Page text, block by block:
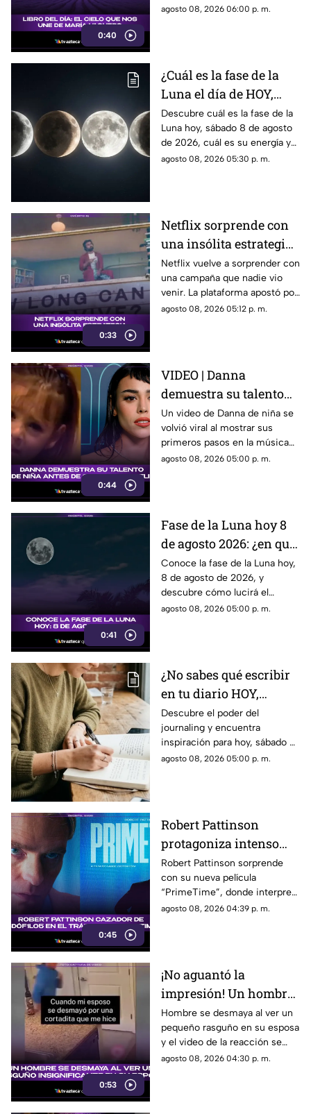
0:40
nos une, de María Vaquero.
agosto 08, 2026 06:00 p. m.
¿Cuál es la fase de la
Luna el día de HOY,
sábado 8 de agosto de
2026? Así se verá el
astro durante la noche
Descubre cuál es la fase de la
Luna hoy, sábado 8 de agosto
de 2026, cuál es su energía y
cómo nos podría afectar.
agosto 08, 2026 05:30 p. m.
0:33
Netflix sorprende con
una insólita estrategia
para promocionar su
nuevo thriller
Netflix vuelve a sorprender con
una campaña que nadie vio
venir. La plataforma apostó por
una estrategia tan inusual
Descubre todos los detalles.
agosto 08, 2026 05:12 p. m.
0:44
VIDEO | Danna
demuestra su talento
desde niña antes de su
colaboración con
Belinda.
Un video de Danna de niña se
volvió viral al mostrar sus
primeros pasos en la música
antes de su colaboración con
agosto 08, 2026 05:00 p. m.
0:41
Fase de la Luna hoy 8
de agosto 2026: ¿en qué
etapa lunar estará esta
noche?
Conoce la fase de la Luna hoy,
8 de agosto de 2026, y
descubre cómo lucirá el
satélite natural durante esta
agosto 08, 2026 05:00 p. m.
¿No sabes qué escribir
en tu diario HOY,
sábado 8 de junio de
2026? Usa este journal
prompt
Descubre el poder del
journaling y encuentra
inspiración para hoy, sábado 8
de junio de 2026. Un prompt
agosto 08, 2026 05:00 p. m.
0:45
Robert Pattinson
protagoniza intenso
thriller ‘PrimeTime’
con un nuevo papel
como cazador
Robert Pattinson sorprende
con su nueva película
“PrimeTime”, donde interpreta
a un personaje dedicado a
agosto 08, 2026 04:39 p. m.
0:53
¡No aguantó la
impresión! Un hombre
se desmaya al ver un
rasguño insignificante
en su esposa
Hombre se desmaya al ver un
pequeño rasguño en su esposa
y el video de la reacción se
vuelve viral en las redes
agosto 08, 2026 04:30 p. m.